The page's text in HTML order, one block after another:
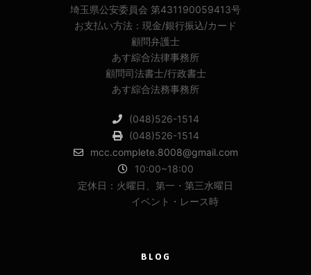
埼玉県公安委員会 第431190059413号
お支払い方法：現金/銀行振込/カード
顧問弁護士
あす綜合法律事務所
顧問司法書士/行政書士
あす綜合法務事務所
(048)526-1514
(048)526-1514
mcc.complete.8008@gmail.com
10:00~18:00
定休日：火曜日、第一・第三水曜日
イベント・レース時
BLOG